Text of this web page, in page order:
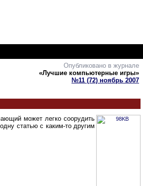
Опубликовано в журнале
«Лучшие компьютерные игры»
№11 (72) ноябрь 2007
может легко соорудить
статью с каким-то другим